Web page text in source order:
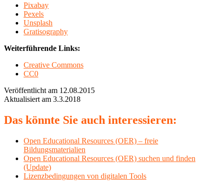
Pixabay
Pexels
Unsplash
Gratisography
Weiterführende Links:
Creative Commons
CC0
Veröffentlicht am 12.08.2015
Aktualisiert am 3.3.2018
Das könnte Sie auch interessieren:
Open Educational Resources (OER) – freie
Bildungsmaterialien
Open Educational Resources (OER) suchen und finden
(Update)
Lizenzbedingungen von digitalen Tools